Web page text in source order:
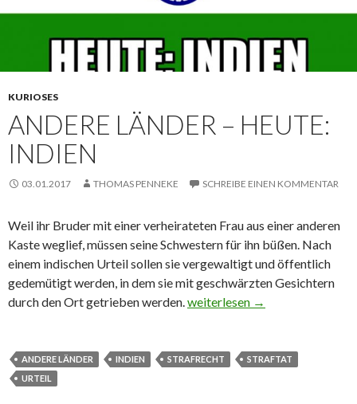
KURIOSES
ANDERE LÄNDER – HEUTE:
INDIEN
03.01.2017 THOMAS PENNEKE SCHREIBE EINEN KOMMENTAR
Weil ihr Bruder mit einer verheirateten Frau aus einer anderen
Kaste weglief, müssen seine Schwestern für ihn büßen. Nach
einem indischen Urteil sollen sie vergewaltigt und öffentlich
gedemütigt werden, in dem sie mit geschwärzten Gesichtern
durch den Ort getrieben werden.Andere Länder – Heute: Indien
weiterlesen →
ANDERE LÄNDER INDIEN STRAFRECHT
STRAFTAT
URTEIL